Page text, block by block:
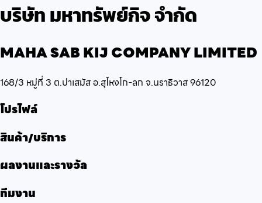
บริษัท มหาทรัพย์กิจ จำกัด
MAHA SAB KIJ COMPANY LIMITED
168/3 หมู่ที่ 3 ต.ปาเสมัส อ.สุไหงโก-ลก จ.นราธิวาส 96120
โปรไฟล์
สินค้า/บริการ
ผลงานและรางวัล
ทีมงาน